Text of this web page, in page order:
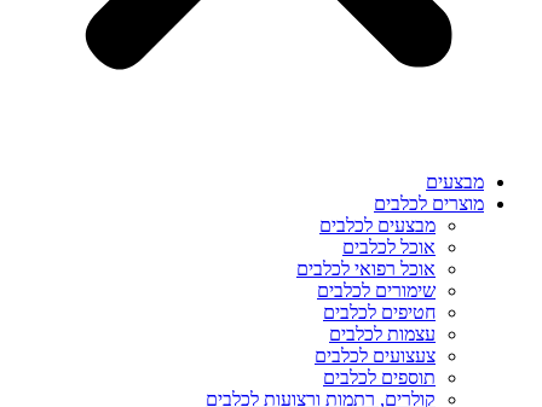
מבצעים
מוצרים לכלבים
מבצעים לכלבים
אוכל לכלבים
אוכל רפואי לכלבים
שימורים לכלבים
חטיפים לכלבים
עצמות לכלבים
צעצועים לכלבים
תוספים לכלבים
קולרים, רתמות ורצועות לכלבים